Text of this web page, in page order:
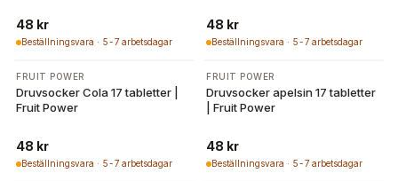
48 kr
Beställningsvara · 5-7 arbetsdagar
48 kr
Beställningsvara · 5-7 arbetsdagar
FRUIT POWER
Druvsocker Cola 17 tabletter |
Fruit Power
48 kr
Beställningsvara · 5-7 arbetsdagar
FRUIT POWER
Druvsocker apelsin 17 tabletter
| Fruit Power
48 kr
Beställningsvara · 5-7 arbetsdagar